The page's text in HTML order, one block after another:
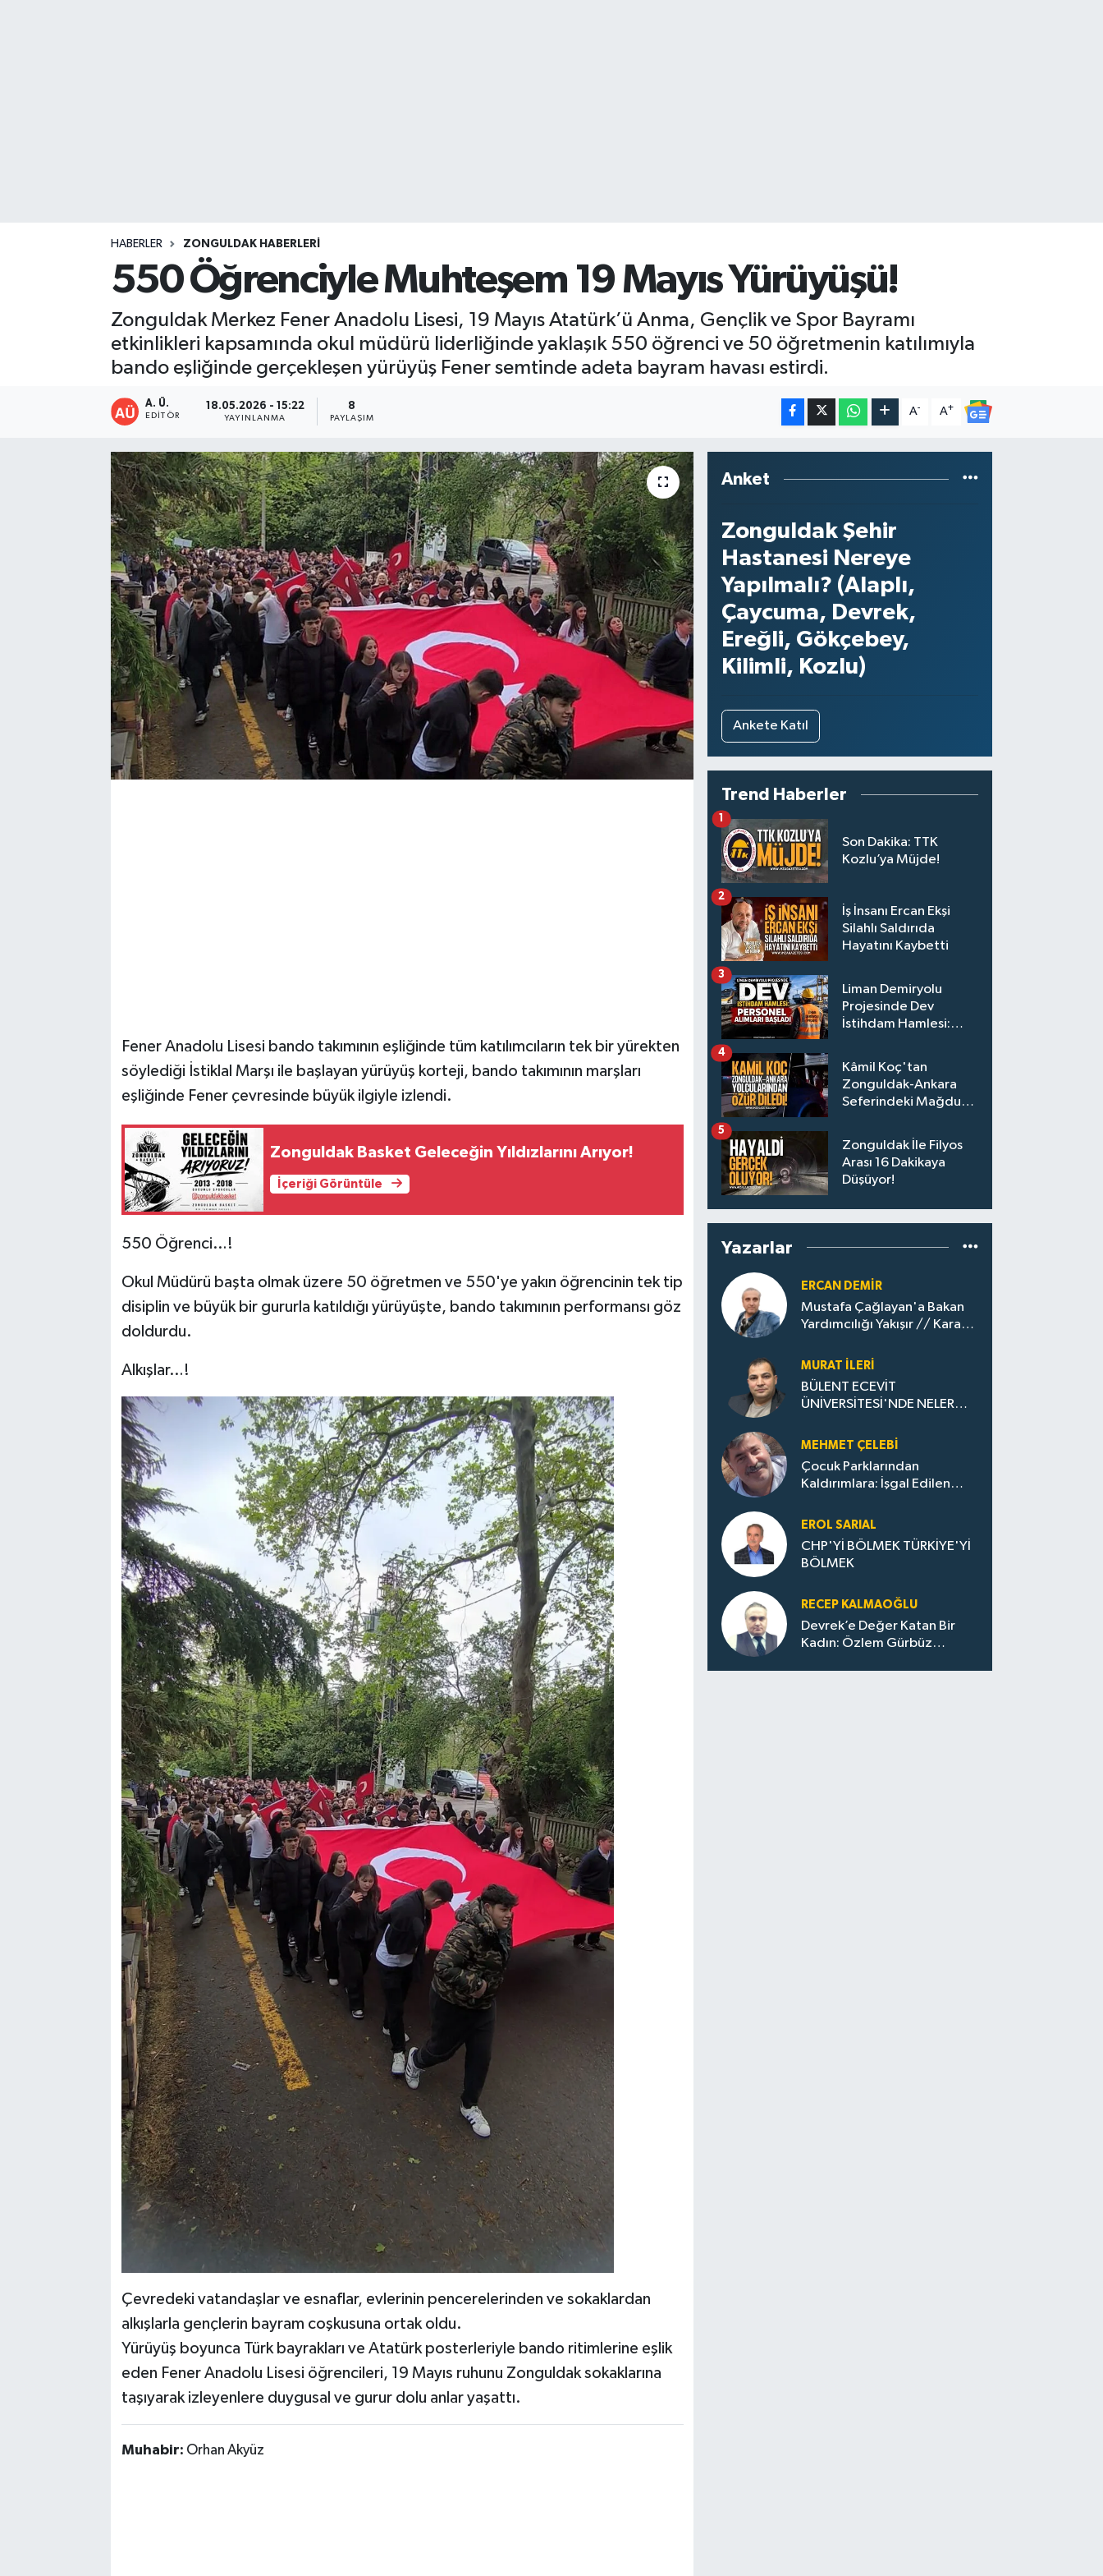
HABERLER ZONGULDAK HABERLERI
550 Öğrenciyle Muhteşem 19 Mayıs Yürüyüşü!
Zonguldak Merkez Fener Anadolu Lisesi, 19 Mayıs Atatürk’ü Anma, Gençlik ve Spor Bayramı
etkinlikleri kapsamında okul müdürü liderliğinde yaklaşık 550 öğrenci ve 50 öğretmenin katılımıyla
bando eşliğinde gerçekleşen yürüyüş Fener semtinde adeta bayram havası estirdi.
A. Ü.
EDITÖR
18.05.2026 - 15:22
YAYINLANMA
8
PAYLAŞIM
A- A+
Fener Anadolu Lisesi bando takımının eşliğinde tüm katılımcıların tek bir yürekten
söylediği İstiklal Marşı ile başlayan yürüyüş korteji, bando takımının marşları
eşliğinde Fener çevresinde büyük ilgiyle izlendi.
Zonguldak Basket Geleceğin Yıldızlarını Arıyor!
İçeriği Görüntüle
550 Öğrenci…!
Okul Müdürü başta olmak üzere 50 öğretmen ve 550'ye yakın öğrencinin tek tip
disiplin ve büyük bir gururla katıldığı yürüyüşte, bando takımının performansı göz
doldurdu.
Alkışlar…!
Çevredeki vatandaşlar ve esnaflar, evlerinin pencerelerinden ve sokaklardan
alkışlarla gençlerin bayram coşkusuna ortak oldu.
Yürüyüş boyunca Türk bayrakları ve Atatürk posterleriyle bando ritimlerine eşlik
eden Fener Anadolu Lisesi öğrencileri, 19 Mayıs ruhunu Zonguldak sokaklarına
taşıyarak izleyenlere duygusal ve gurur dolu anlar yaşattı.
Muhabir: Orhan Akyüz
Anket
Zonguldak Şehir
Hastanesi Nereye
Yapılmalı? (Alaplı,
Çaycuma, Devrek,
Ereğli, Gökçebey,
Kilimli, Kozlu)
Ankete Katıl
Trend Haberler
Son Dakika: TTK
Kozlu’ya Müjde!
1
İş İnsanı Ercan Ekşi
Silahlı Saldırıda
Hayatını Kaybetti
2
Liman Demiryolu
Projesinde Dev
İstihdam Hamlesi:
3
Kâmil Koç'tan
Zonguldak-Ankara
Seferindeki Mağdur
4
Zonguldak İle Filyos
Arası 16 Dakikaya
Düşüyor!
5
Yazarlar
ERCAN DEMIR
Mustafa Çağlayan'a Bakan
Yardımcılığı Yakışır // ​Kara
Zonguldak'ın Dönüşümü..
MURAT İLERI
BÜLENT ECEVİT
ÜNİVERSİTESİ'NDE NELER
MEHMET ÇELEBI
Çocuk Parklarından
Kaldırımlara: İşgal Edilen
Evler Çöp Dolu
EROL SARIAL
CHP'Yİ BÖLMEK TÜRKİYE'Yİ
BÖLMEK
RECEP KALMAOĞLU
Devrek’e Değer Katan Bir
Kadın: Özlem Gürbüz
KASTAMONU